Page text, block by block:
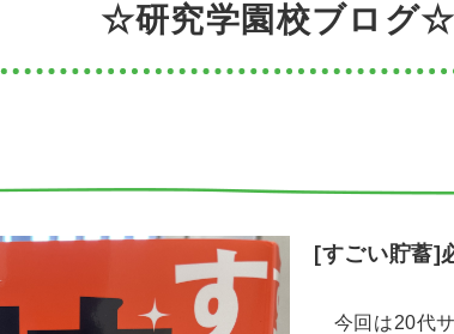
☆研究学園校ブログ☆
[すごい貯蓄]
今回は20代